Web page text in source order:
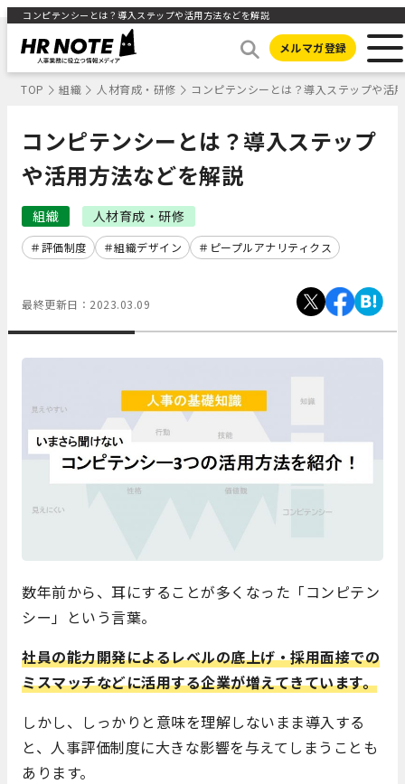
コンピテンシーとは？導入ステップや活用方法などを解説
メルマガ登録
TOP 組織 人材育成・研修 コンピテンシーとは？導入ステップや活
コンピテンシーとは？導入ステップ
や活用方法などを解説
組織 人材育成・研修
評価制度 組織デザイン ピープルアナリティクス
最終更新日： 2023.03.09
数年前から、耳にすることが多くなった「コンピテン
シー」という言葉。
社員の能力開発によるレベルの底上げ・採用面接での
ミスマッチなどに活用する企業が増えてきています。
しかし、しっかりと意味を理解しないまま導入する
と、人事評価制度に大きな影響を与えてしまうことも
あります。